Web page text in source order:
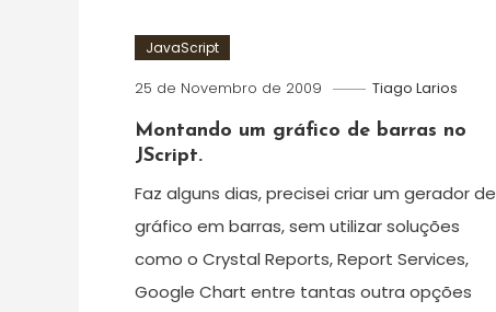
JavaScript
25 de Novembro de 2009 Tiago Larios
Montando um gráfico de barras no
JScript.
Faz alguns dias, precisei criar um gerador de
gráfico em barras, sem utilizar soluções
como o Crystal Reports, Report Services,
Google Chart entre tantas outra opções